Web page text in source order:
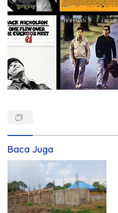
Baca Juga